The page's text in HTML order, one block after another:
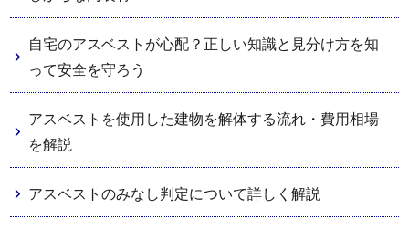
自宅のアスベストが心配？正しい知識と見分け方を知
って安全を守ろう
アスベストを使用した建物を解体する流れ・費用相場
を解説
アスベストのみなし判定について詳しく解説